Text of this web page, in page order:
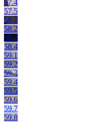
57.4
57.5
58.1
58.2
58.3
58.4
59.1
59.2
59.3
59.4
59.5
59.6
59.7
59.8